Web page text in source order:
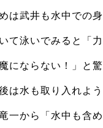
は武井も水中での身
て泳いでみると「力
にならない！」と驚
は水も取り入れよう
一から「水中も含め